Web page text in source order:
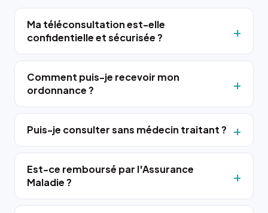
Ma téléconsultation est-elle
confidentielle et sécurisée ?
Comment puis-je recevoir mon
ordonnance ?
Puis-je consulter sans médecin traitant ?
Est-ce remboursé par l'Assurance
Maladie ?